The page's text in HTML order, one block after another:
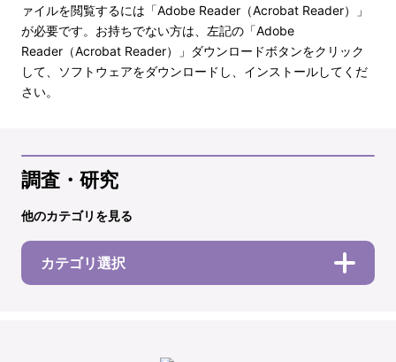
ァイルを閲覧するには「Adobe Reader（Acrobat Reader）」
が必要です。お持ちでない方は、左記の「Adobe
Reader（Acrobat Reader）」ダウンロードボタンをクリック
して、ソフトウェアをダウンロードし、インストールしてくだ
さい。
調査・研究
他のカテゴリを見る
カテゴリ選択